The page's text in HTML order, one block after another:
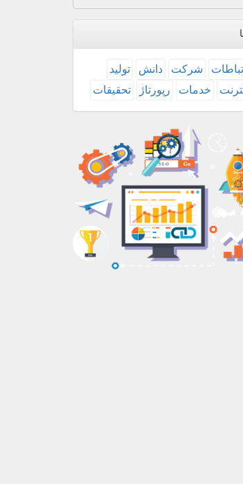
شركت دانش
تولید
خدمات رپورتاژ تحقیقات